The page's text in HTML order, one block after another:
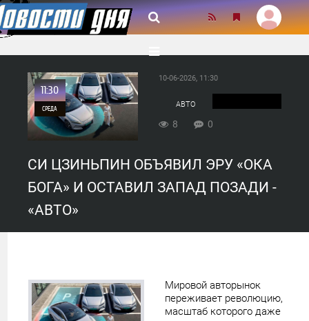
11:30
СРЕДА
0
10-06-2026, 11:30
АВТО
8 0
СИ ЦЗИНЬПИН ОБЪЯВИЛ ЭРУ «ОКА
БОГА» И ОСТАВИЛ ЗАПАД ПОЗАДИ -
«АВТО»
Мировой авторынок
переживает революцию,
масштаб которого даже